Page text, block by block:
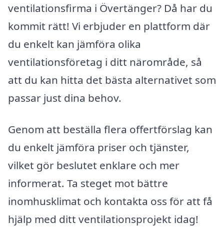
ventilationsfirma i Övertänger? Då har du
kommit rätt! Vi erbjuder en plattform där
du enkelt kan jämföra olika
ventilationsföretag i ditt närområde, så
att du kan hitta det bästa alternativet som
passar just dina behov.
Genom att beställa flera offertförslag kan
du enkelt jämföra priser och tjänster,
vilket gör beslutet enklare och mer
informerat. Ta steget mot bättre
inomhusklimat och kontakta oss för att få
hjälp med ditt ventilationsprojekt idag!